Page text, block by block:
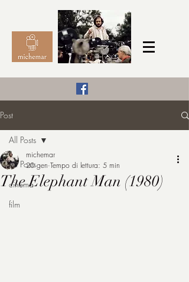
michemar
Post
All Posts
cinema
film
All Posts
The Elephant Man (1980)
michemar
20 gen Tempo di lettura: 5 min